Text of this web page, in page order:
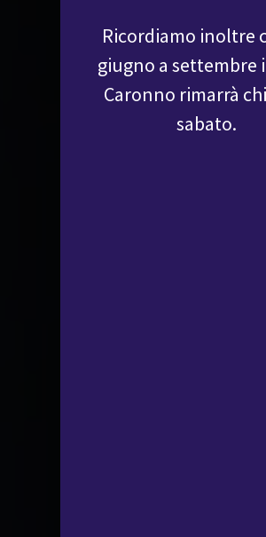
Ricordiamo inoltre
giugno a settembre
Caronno rimarrà
sabato.